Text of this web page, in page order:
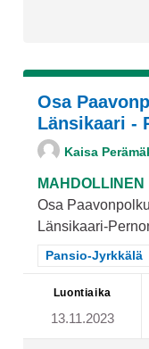
Osa
Länsikaari -
Kaisa
MAHDOLLINEN
Osa
Länsikaari-
Rajaa tulokset
Pansio-Jyrkkälä
Luontiaika
13.11.2023